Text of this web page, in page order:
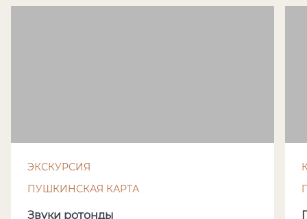
ЭКСКУРСИЯ
ПУШКИНСКАЯ КАРТА
Звуки ротонды